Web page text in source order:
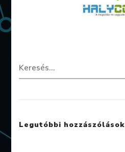
Keresés:
Legutóbbi hozzászólások